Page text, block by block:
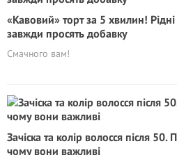
«Кавовий» торт за 5 хвилин! Рідні
завжди просять добавку
Смачного вам!
Зачіска та колір волосся після
чому вони важливі